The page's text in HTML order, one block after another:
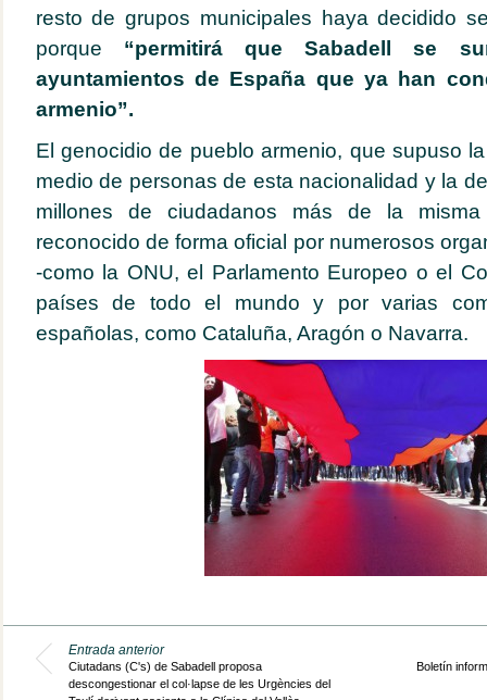
resto de grupos municipales haya decidido
porque “permitirá que Sabadell se
ayuntamientos de España que ya han
armenio”.
El genocidio de pueblo armenio, que supuso
medio de personas de esta nacionalidad y la
millones de ciudadanos más de la
reconocido de forma oficial por numerosos
-como la ONU, el Parlamento Europeo o el
países de todo el mundo y por varias
españolas, como Cataluña, Aragón o Navarra.
Entrada anterior
Ciutadans (C's) de Sabadell proposa
descongestionar el col·lapse de les Urgències del
Boletín